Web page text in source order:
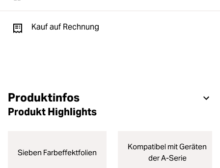
Kauf auf Rechnung
Produktinfos
Produkt Highlights
Sieben Farbeffektfolien
Kompatibel mit Geräten
der A-Serie